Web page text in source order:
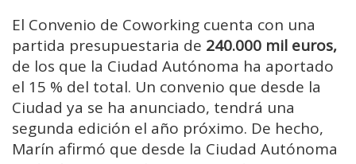
El Convenio de Coworking cuenta con una
partida presupuestaria de 240.000 mil euros,
de los que la Ciudad Autónoma ha aportado
el 15 % del total. Un convenio que desde la
Ciudad ya se ha anunciado, tendrá una
segunda edición el año próximo. De hecho,
Marín afirmó que desde la Ciudad Autónoma